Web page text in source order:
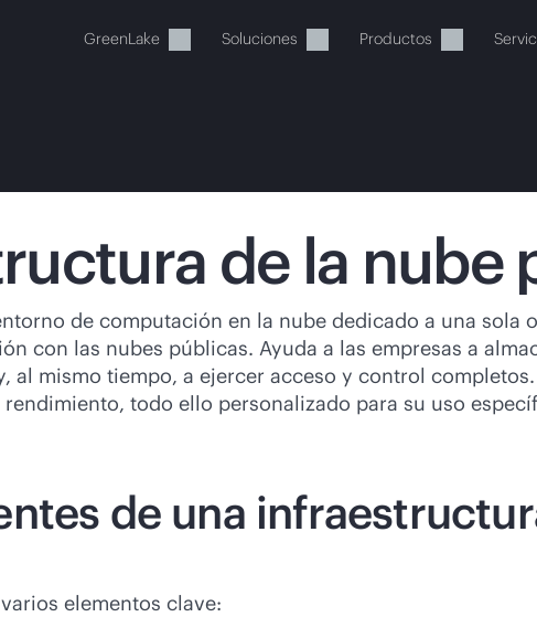
GreenLake Soluciones Productos
momentos, tu cesta está
de HPE para encontrar lo que buscas, configurarlo y
de la nube
de computación en la nube dedicado a una sola
con las nubes públicas. Ayuda a las empresas a
al mismo tiempo, a ejercer acceso y control
todo ello personalizado para su uso
de una
elementos clave: